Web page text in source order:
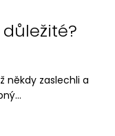
někdy zaslechli a